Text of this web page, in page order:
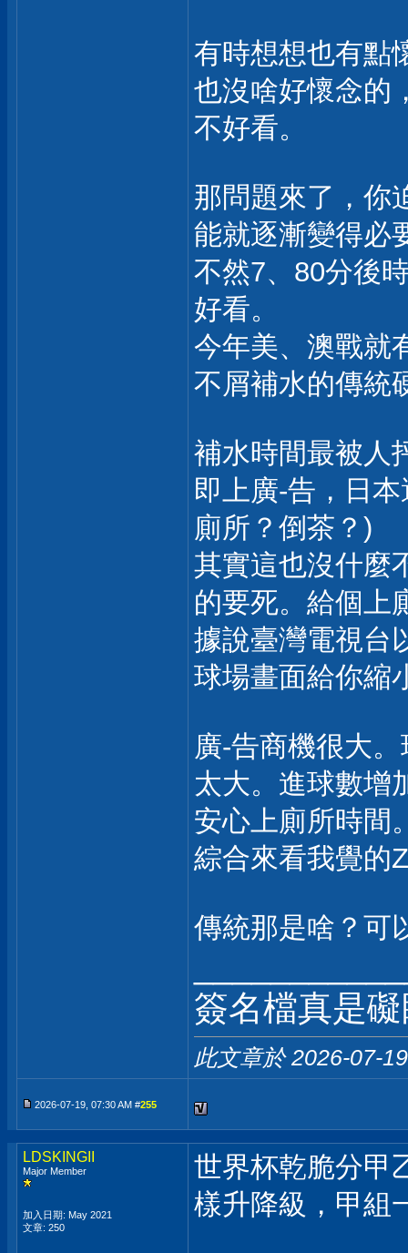
有時想想也有點
也沒啥好懷念的
不好看。
那問題來了，你
能就逐漸變得必
不然7、80分後
好看。
今年美、澳戰就
不屑補水的傳
補水時間最被人
即上廣-告，日
廁所？倒茶？)
其實這也沒什麼
的要死。給個上
據說臺灣電視台
球場畫面給你
廣-告商機很大
太大。進球數增
安心上廁所時間
綜合來看我覺的
傳統那是啥？可
簽名檔真是
此文章於 2026-07-
2026-07-19, 07:30 AM #255
LDSKINGII
Major Member
加入日期: May 2021
文章: 250
世界杯乾脆分甲
樣升降級，甲組